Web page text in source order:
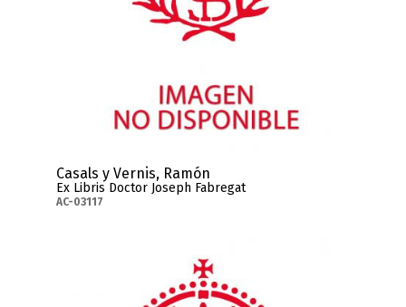
Casals y Vernis, Ramón
Ex Libris Doctor Joseph Fabregat
AC-03117